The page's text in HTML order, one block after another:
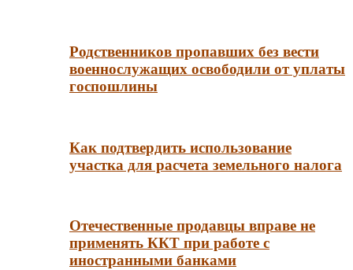
Родственников пропавших без вести
военнослужащих освободили от уплаты
госпошлины
Как подтвердить использование
участка для расчета земельного налога
Отечественные продавцы вправе не
применять ККТ при работе с
иностранными банками